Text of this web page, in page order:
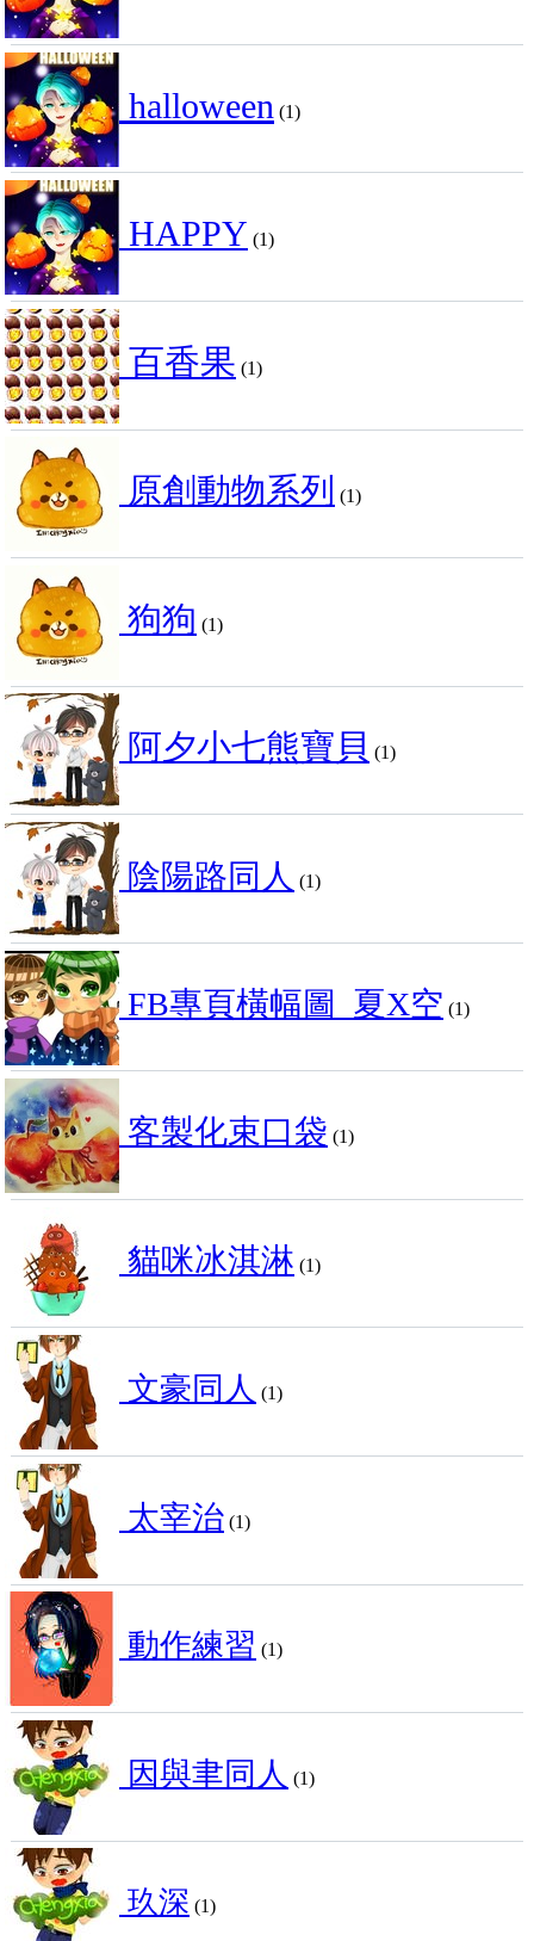
halloween (1)
HAPPY (1)
百香果 (1)
原創動物系列 (1)
狗狗 (1)
阿夕小七熊寶貝 (1)
陰陽路同人 (1)
FB專頁橫幅圖_夏X空 (1)
客製化束口袋 (1)
貓咪冰淇淋 (1)
文豪同人 (1)
太宰治 (1)
動作練習 (1)
因與聿同人 (1)
玖深 (1)